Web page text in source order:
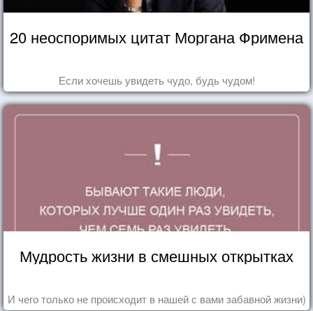
20 неоспоримых цитат Моргана Фримена
Если хочешь увидеть чудо, будь чудом!
Мудрость жизни в смешных открытках
И чего только не происходит в нашей с вами забавной жизни)